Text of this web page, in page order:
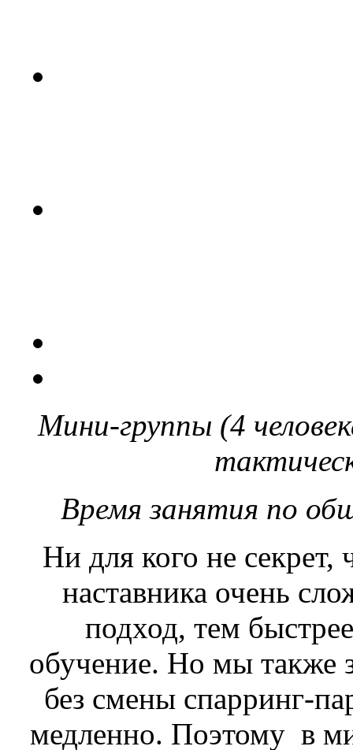
Мини-группы (4
Время занятия по
Ни для кого не секрет,
наставника очень
подход, тем
обучение. Но мы также
без смены спарринг-
медленно. Поэтому в